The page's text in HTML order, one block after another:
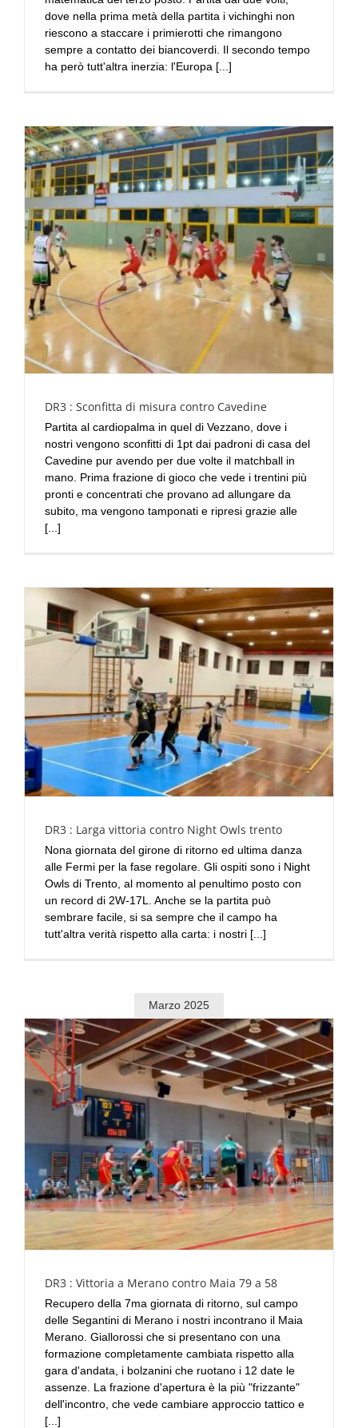
dove nella prima metà della partita i vichinghi non
riescono a staccare i primierotti che rimangono
sempre a contatto dei biancoverdi. Il secondo tempo
ha però tutt'altra inerzia: l'Europa [...]
DR3 : Sconfitta di misura contro Cavedine
Partita al cardiopalma in quel di Vezzano, dove i
nostri vengono sconfitti di 1pt dai padroni di casa del
Cavedine pur avendo per due volte il matchball in
mano. Prima frazione di gioco che vede i trentini più
pronti e concentrati che provano ad allungare da
subito, ma vengono tamponati e ripresi grazie alle
[...]
DR3 : Larga vittoria contro Night Owls trento
Nona giornata del girone di ritorno ed ultima danza
alle Fermi per la fase regolare. Gli ospiti sono i Night
Owls di Trento, al momento al penultimo posto con
un record di 2W-17L. Anche se la partita può
sembrare facile, si sa sempre che il campo ha
tutt'altra verità rispetto alla carta: i nostri [...]
Marzo 2025
DR3 : Vittoria a Merano contro Maia 79 a 58
Recupero della 7ma giornata di ritorno, sul campo
delle Segantini di Merano i nostri incontrano il Maia
Merano. Giallorossi che si presentano con una
formazione completamente cambiata rispetto alla
gara d'andata, i bolzanini che ruotano i 12 date le
assenze. La frazione d'apertura è la più "frizzante"
dell'incontro, che vede cambiare approccio tattico e
[...]